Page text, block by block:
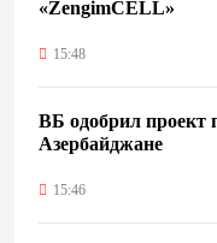
«ZengimCELL»
15:48
ВБ одобрил проект
Азербайджане
15:46